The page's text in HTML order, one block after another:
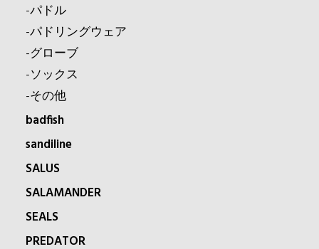
-パドル
-パドリングウェア
-グローブ
-ソックス
-その他
badfish
sandiline
SALUS
SALAMANDER
SEALS
PREDATOR